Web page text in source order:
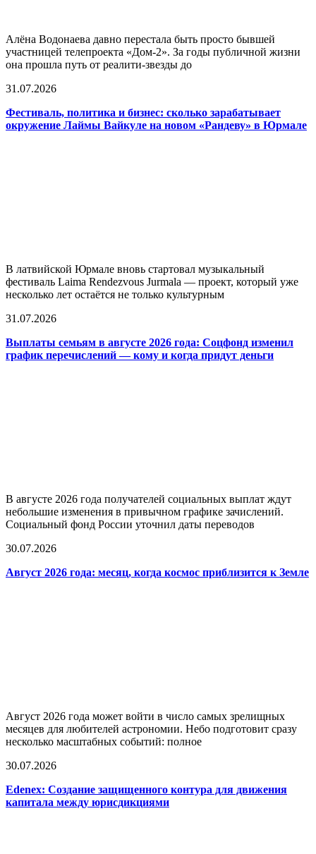
Алёна Водонаева давно перестала быть просто бывшей
участницей телепроекта «Дом-2». За годы публичной жизни
она прошла путь от реалити-звезды до
31.07.2026
Фестиваль, политика и бизнес: сколько зарабатывает
окружение Лаймы Вайкуле на новом «Рандеву» в Юрмале
В латвийской Юрмале вновь стартовал музыкальный
фестиваль Laima Rendezvous Jurmala — проект, который уже
несколько лет остаётся не только культурным
31.07.2026
Выплаты семьям в августе 2026 года: Соцфонд изменил
график перечислений — кому и когда придут деньги
В августе 2026 года получателей социальных выплат ждут
небольшие изменения в привычном графике зачислений.
Социальный фонд России уточнил даты переводов
30.07.2026
Август 2026 года: месяц, когда космос приблизится к Земле
Август 2026 года может войти в число самых зрелищных
месяцев для любителей астрономии. Небо подготовит сразу
несколько масштабных событий: полное
30.07.2026
Edenex: Создание защищенного контура для движения
капитала между юрисдикциями